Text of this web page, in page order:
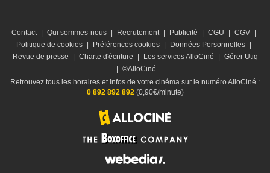
Contact | Qui sommes-nous | Recrutement | Publicité | CGU | CGV |
Politique de cookies | Préférences cookies | Données Personnelles |
Revue de presse
| Charte d'écriture | Les services AlloCiné | Gérer Utiq
| ©AlloCiné
Retrouvez tous les horaires et infos de votre cinéma sur le numéro AlloCiné :
0 892 892 892 (0,90€/minute)